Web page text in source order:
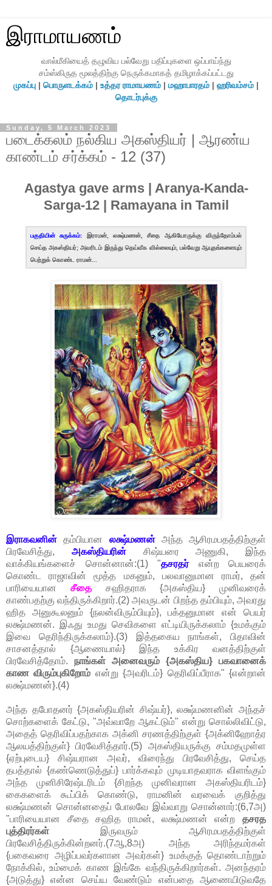
இராமாயணம்
வால்மீகியைத் தழுவிய பல்வேறு பதிப்புகளை ஒப்பாய்ந்து
சம்ஸ்கிருத மூலத்திற்கு நெருக்கமாகத் தமிழாக்கப்பட்டது
முகப்பு | பொருளடக்கம் | உத்தர ராமாயணம் | மஹாபாரதம் | ஹரிவம்சம் |
தொடர்புக்கு
Sunday, 5 March 2023
படைக்கலம் நல்கிய அகஸ்தியர் | ஆரண்ய
காண்டம் சர்க்கம் - 12 (37)
Agastya gave arms | Aranya-Kanda-
Sarga-12 | Ramayana in Tamil
பகுதியின் சுருக்கம்:
இராமன், லக்ஷ்மணன், சீதை ஆகியோருக்கு விருந்தோம்பல்
செய்த அகஸ்தியர்; அவரிடம் இருந்து தெய்வீக வில்லையும், பல்வேறு ஆயுதங்களையும்
பெற்றுக் கொண்ட ராமன்...
இராகவனின் தம்பியான லக்ஷ்மணன்அந்த ஆசிரமபதத்திற்குள்
பிரவேசித்து, அகஸ்தியரின்சிஷ்யரை அணுகி, இந்த
வாக்கியங்களைச் சொன்னான்:(1) "தசரதர்என்ற பெயரைக்
கொண்ட ராஜாவின் மூத்த மகனும், பலவானுமான ராமர், தன்
பாரியையான சீதைசஹிதராக {அகஸ்திய} முனிவரைக்
காண்பதற்கு வந்திருக்கிறார்.(2) அவருடன் பிறந்த தம்பியும், அவரது
ஹித அனுகூலனும் {நலன்விரும்பியும்}, பக்தனுமான என் பெயர்
லக்ஷ்மணன். இஃது உமது செவிகளை எட்டியிருக்கலாம் {உமக்கும்
இவை தெரிந்திருக்கலாம்}.(3) இத்தகைய நாங்கள், பிதாவின்
சாசனத்தால் {ஆணையால்} இந்த உக்கிர வனத்திற்குள்
பிரவேசித்தோம். நாங்கள் அனைவரும் {அகஸ்திய} பகவானைக்
காண விரும்புகிறோம் என்று {அவரிடம்} தெரிவிப்பீராக" {என்றான்
லக்ஷ்மணன்}.(4)
அந்த தபோதனர் {அகஸ்தியரின் சிஷ்யர்}, லக்ஷ்மணனின் அந்தச்
சொற்களைக் கேட்டு, "அவ்வாறே ஆகட்டும்" என்று சொல்லிவிட்டு,
அதைத் தெரிவிப்பதற்காக அக்னி சரணத்திற்குள் {அக்னிஹோத்ர
ஆலயத்திற்குள்} பிரவேசித்தார்.(5) அகஸ்தியருக்கு சம்மதமுள்ள
{ஏற்புடைய} சிஷ்யரான அவர், விரைந்து பிரவேசித்து, செய்த
தபத்தால் {கண்ணெடுத்துப்} பார்க்கவும் முடியாதவராக விளங்கும்
அந்த முனிசிரேஷ்டரிடம் {சிறந்த முனிவரான அகஸ்தியரிடம்}
கைகளைக் கூப்பிக் கொண்டு, ராமனின் வரவைக் குறித்து
லக்ஷ்மணன் சொன்னதைப் போலவே இவ்வாறு சொன்னார்:(6,7அ)
"பாரியையான சீதை சஹித ராமன், லக்ஷ்மணன் என்ற தசரத
புத்திரர்கள் இருவரும் ஆசிரமபதத்திற்குள்
பிரவேசித்திருக்கின்றனர்.(7ஆ,8அ) அந்த அரிந்தமர்கள்
{பகைவரை அழிப்பவர்களான அவர்கள்} உமக்குத் தொண்டாற்றும்
நோக்கில், உம்மைக் காண இங்கே வந்திருக்கிறார்கள். அனந்தரம்
{அடுத்து} என்ன செய்ய வேண்டும் என்பதை ஆணையிடுவதே